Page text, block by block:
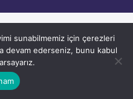
sunabilmemiz için çerezleri
devam ederseniz, bunu kabul